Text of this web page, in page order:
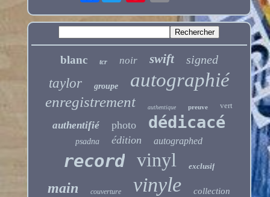
blanc tcr noir swift signed
taylor groupe autographié
enregistrement authentique preuve vert
authentifié photo dédicacé
psadna édition autographed
record vinyl exclusif
main couverture vinyle collection